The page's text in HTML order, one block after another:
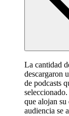
La cantidad
descargaron
de podcasts
que alojan
audiencia se